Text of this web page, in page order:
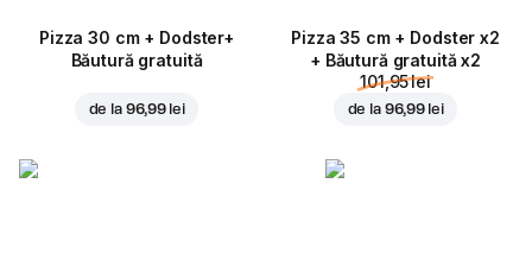
Pizza 30 cm + Dodster+
Băutură gratuită
de la 96,99 lei
Pizza 35 cm + Dodster x2
+ Băutură gratuită x2
101,95 lei
de la 96,99 lei